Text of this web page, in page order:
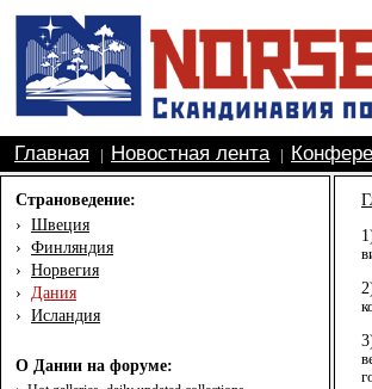
Главная Новостная лента|
Страноведение:
› Швеция
› Финляндия
› Норвегия
› Дания
› Исландия
О Дании на форуме: